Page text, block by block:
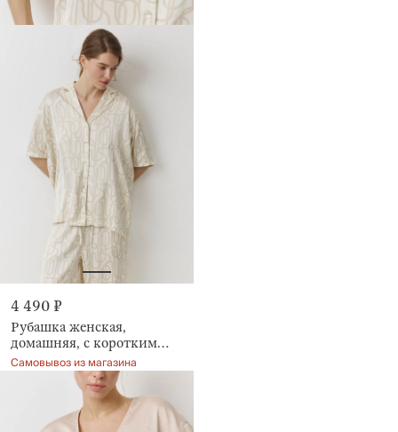
4 490 ₽
Рубашка женская,
домашняя, с коротким
рукавом, Moisia
Самовывоз из магазина